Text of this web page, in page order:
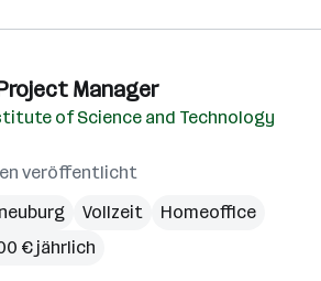
Manager
of Science and Technology
veröffentlicht
Vollzeit
Homeoffice
€ jährlich